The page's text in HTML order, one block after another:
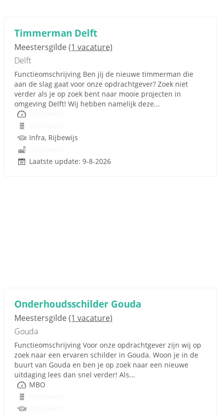
Timmerman Delft
Meestersgilde(1 vacature)
Delft
Functieomschrijving Ben jij de nieuwe timmerman die
aan de slag gaat voor onze opdrachtgever? Zoek niet
verder als je op zoek bent naar mooie projecten in
omgeving Delft! Wij hebben namelijk deze...
Infra, Rijbewijs
Laatste update: 9-8-2026
Onderhoudsschilder Gouda
Meestersgilde(1 vacature)
Gouda
Functieomschrijving Voor onze opdrachtgever zijn wij op
zoek naar een ervaren schilder in Gouda. Woon je in de
buurt van Gouda en ben je op zoek naar een nieuwe
uitdaging lees dan snel verder! Als...
MBO